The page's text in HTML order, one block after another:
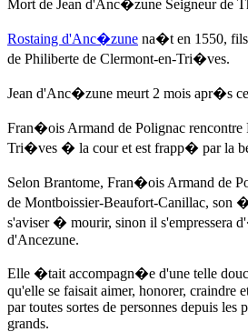
Mort de Jean d'Anc�zune Seigneur de
Rostaing d'Anc�zune na�t en 1550,
de Philiberte de Clermont-en-Tri�ves.
Jean d'Anc�zune meurt 2 mois apr�s
Fran�ois Armand de Polignac rencontre
Tri�ves � la cour et est frapp� par la
Selon Brantome, Fran�ois Armand de
de Montboissier-Beaufort-Canillac, son
s'aviser � mourir, sinon il s'empressera
d'Ancezune.
Elle �tait accompagn�e d'une telle
qu'elle se faisait aimer, honorer, craindre
par toutes sortes de personnes depuis les
grands.